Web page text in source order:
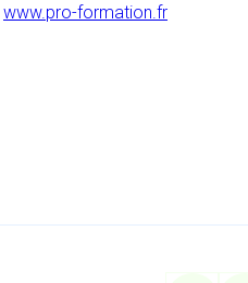
www.pro-formation.fr